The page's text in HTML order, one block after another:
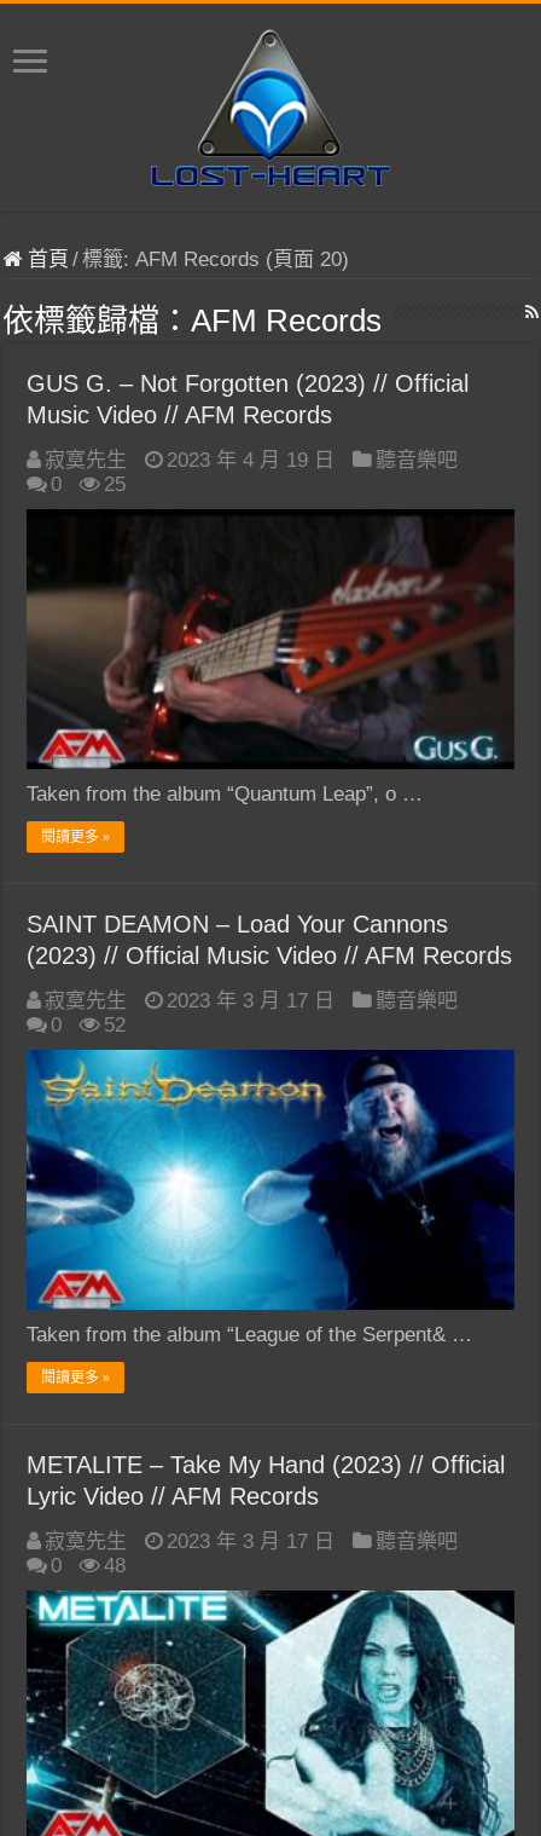
首頁 /標籤:AFM Records (頁面 20)
依標籤歸檔：AFM Records
GUS G. – Not Forgotten (2023) // Official
Music Video // AFM Records
寂寞先生 2023 年 4 月 19 日
聽音樂吧
0
25
Taken from the album “Quantum Leap”, o …
閱讀更多 »
SAINT DEAMON – Load Your Cannons
(2023) // Official Music Video // AFM Records
寂寞先生 2023 年 3 月 17 日
聽音樂吧
0
52
Taken from the album “League of the Serpent& …
閱讀更多 »
METALITE – Take My Hand (2023) // Official
Lyric Video // AFM Records
寂寞先生 2023 年 3 月 17 日
聽音樂吧
0
48